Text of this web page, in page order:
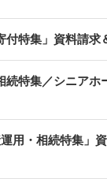
付特集」資料請求
続特集／シニアホ
用・相続特集」